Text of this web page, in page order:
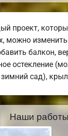
проект,
можно
балкон,
остекление
сад),
Наши работы